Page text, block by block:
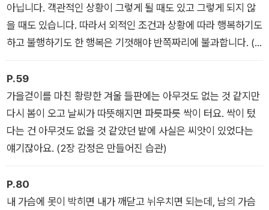
아닙니다. 객관적인 상황이 그렇게 될 때도 있고 그렇게 되지 않
을 때도 있습니다. 따라서 외적인 조건과 상황에 따라 행복하기도
하고 불행하기도 한 행복은 기껏해야 반쪽짜리에 불과합니다. (1
장 왜 내 삶은 원하는 대로 되지 않을까)
P.59
가을걷이를 마친 황량한 겨울 들판에는 아무것도 없는 것 같지만
다시 봄이 오고 날씨가 따뜻해지면 파릇파릇 싹이 터요. 싹이 텄
다는 건 아무것도 없을 것 같았던 밭에 사실은 씨앗이 있었다는
얘기잖아요. (2장 감정은 만들어진 습관)
P.80
내 가슴에 못이 박히면 내가 깨닫고 뉘우치면 되는데, 남의 가슴